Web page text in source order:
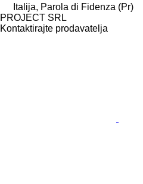
Italija, Parola di Fidenza (Pr)
PROJECT SRL
Kontaktirajte prodavatelja